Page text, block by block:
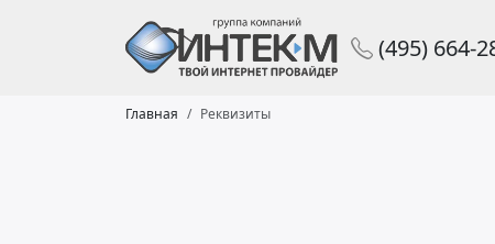
(495) 664-
Главная Реквизиты